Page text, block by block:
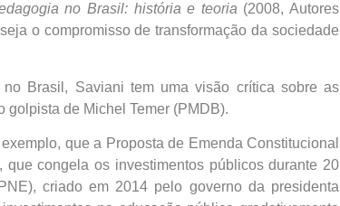
no Brasil: história e teoria (2008, Autores
o compromisso de transformação da sociedade
Brasil, Saviani tem uma visão crítica sobre as
golpista de Michel Temer (PMDB).
que a Proposta de Emenda Constitucional
congela os investimentos públicos durante 20
criado em 2014 pelo governo da presidenta